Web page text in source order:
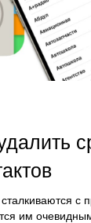
с
им